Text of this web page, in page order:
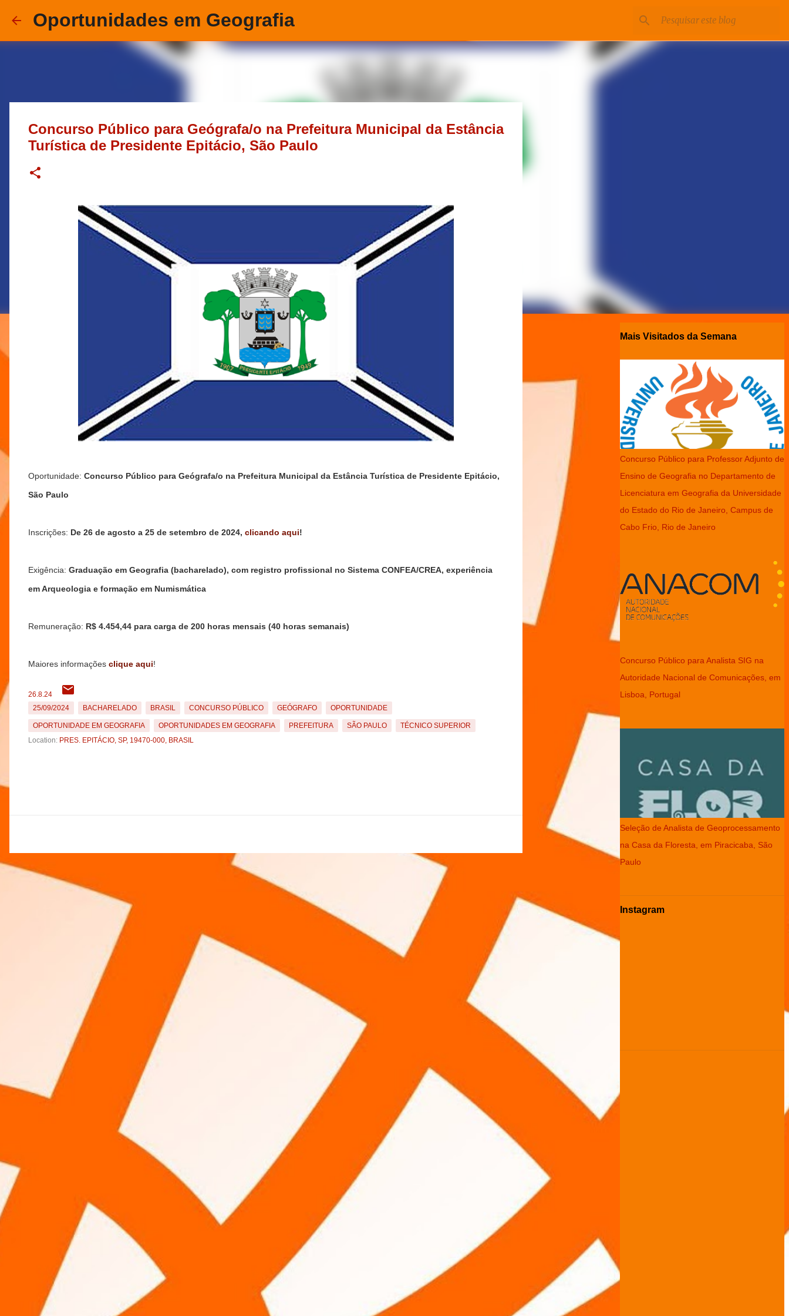
Oportunidades em Geografia
Concurso Público para Geógrafa/o na Prefeitura Municipal da Estância
Turística de Presidente Epitácio, São Paulo
Oportunidade: Concurso Público para Geógrafa/o na Prefeitura Municipal da Estância Turística de Presidente Epitácio,
São Paulo
Inscrições: De 26 de agosto a 25 de setembro de 2024, clicando aqui!
Exigência: Graduação em Geografia (bacharelado), com registro profissional no Sistema CONFEA/CREA, experiência
em Arqueologia e formação em Numismática
Remuneração: R$ 4.454,44 para carga de 200 horas mensais (40 horas semanais)
Maiores informações clique aqui!
26.8.24
25/09/2024
BACHARELADO BRASIL CONCURSO PÚBLICO GEÓGRAFO OPORTUNIDADE
OPORTUNIDADE EM GEOGRAFIA OPORTUNIDADES EM GEOGRAFIA PREFEITURA SÃO PAULO
TÉCNICO SUPERIOR
Location: PRES. EPITÁCIO, SP, 19470-000, BRASIL
Mais Visitados da Semana
Concurso Público para Professor Adjunto de
Ensino de Geografia no Departamento de
Licenciatura em Geografia da Universidade
do Estado do Rio de Janeiro, Campus de
Cabo Frio, Rio de Janeiro
Concurso Público para Analista SIG na
Autoridade Nacional de Comunicações, em
Lisboa, Portugal
Seleção de Analista de Geoprocessamento
na Casa da Floresta, em Piracicaba, São
Paulo
Instagram